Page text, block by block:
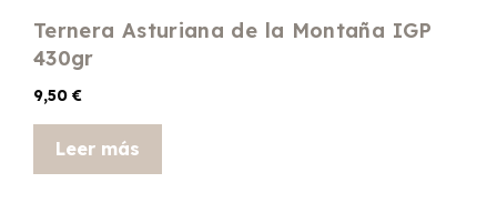
Ternera Asturiana de la Montaña IGP
430gr
9,50 €
Leer más